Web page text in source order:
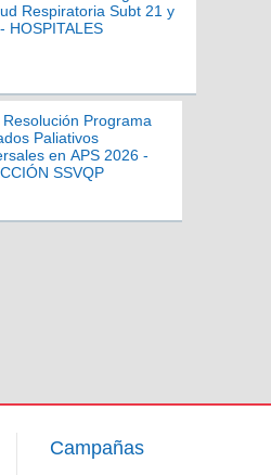
Respiratoria Subt 21 y
HOSPITALES
Programa
Paliativos
en APS 2026 -
SSVQP
Campañas